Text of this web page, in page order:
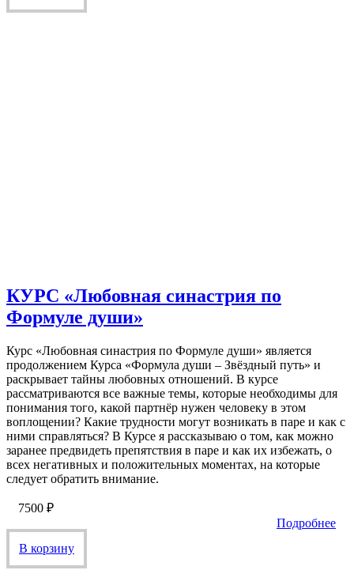
КУРС «Любовная синастрия по
Формуле души»
Курс «Любовная синастрия по Формуле души» является
продолжением Курса «Формула души – Звёздный путь» и
раскрывает тайны любовных отношений. В курсе
рассматриваются все важные темы, которые необходимы для
понимания того, какой партнёр нужен человеку в этом
воплощении? Какие трудности могут возникать в паре и как с
ними справляться? В Курсе я рассказываю о том, как можно
заранее предвидеть препятствия в паре и как их избежать, о
всех негативных и положительных моментах, на которые
следует обратить внимание.
7500 ₽
Подробнее
В корзину